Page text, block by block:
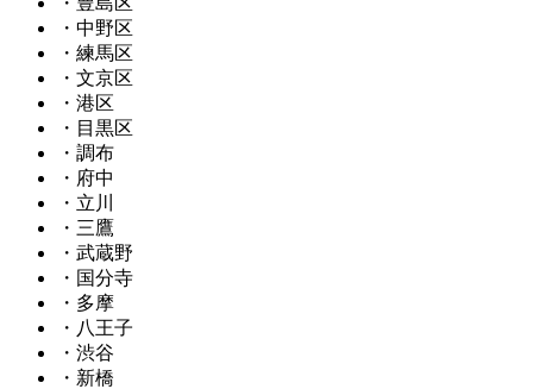
・中野区
・練馬区
・文京区
・港区
・目黒区
・調布
・府中
・立川
・三鷹
・武蔵野
・国分寺
・多摩
・八王子
・渋谷
・新橋